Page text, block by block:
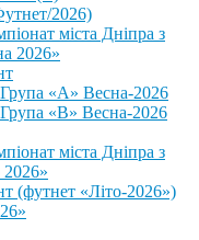
2026)
міста Дніпра з
2026»
«А» Весна-2026
«В» Весна-2026
міста Дніпра з
2026»
(футнет «Літо-2026»)